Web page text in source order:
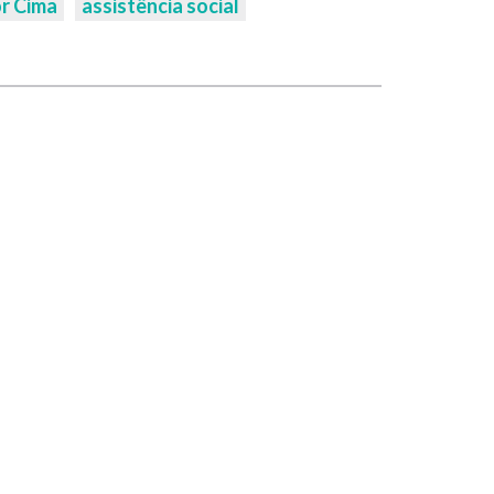
Cima assistência social